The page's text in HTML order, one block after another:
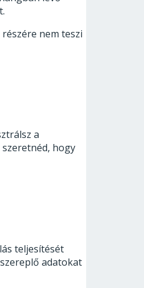
nem teszi
a
hogy
teljesítését
adatokat